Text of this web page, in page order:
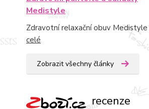
Medistyle
Zdravotní relaxační obuv Medistyle
celé
Zobrazit všechny články
recenze